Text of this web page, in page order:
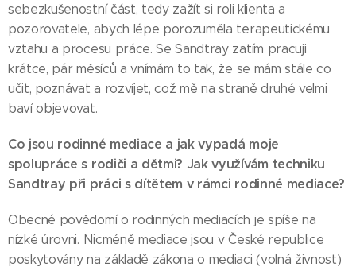
sebezkušenostní část, tedy zažít si roli klienta a
pozorovatele, abych lépe porozuměla terapeutickému
vztahu a procesu práce. Se Sandtray zatím pracuji
krátce, pár měsíců a vnímám to tak, že se mám stále co
učit, poznávat a rozvíjet, což mě na straně druhé velmi
baví objevovat.
Co jsou rodinné mediace a jak vypadá moje
spolupráce s rodiči a dětmi? Jak využívám techniku
Sandtray při práci s dítětem v rámci rodinné mediace?
Obecné povědomí o rodinných mediacích je spíše na
nízké úrovni. Nicméně mediace jsou v České republice
poskytovány na základě zákona o mediaci (volná živnost)